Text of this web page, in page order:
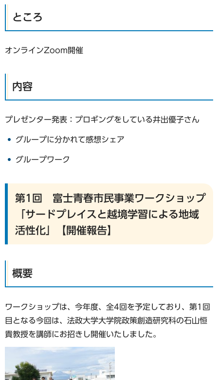
ところ
オンラインZoom開催
内容
プレゼンター発表：プロギングをしている井出優子さん
グループに分かれて感想シェア
グループワーク
第1回 富士青春市民事業ワークショップ
「サードプレイスと越境学習による地域
活性化」【開催報告】
概要
ワークショップは、今年度、全4回を予定しており、第1回
目となる今回は、法政大学大学院政策創造研究科の石山恒
貴教授を講師にお招きし開催いたしました。